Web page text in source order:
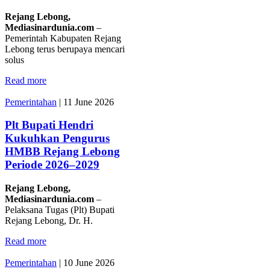
Rejang Lebong,
Mediasinardunia.com –
Pemerintah Kabupaten Rejang
Lebong terus berupaya mencari
solus
Read more
Pemerintahan | 11 June 2026
Plt Bupati Hendri
Kukuhkan Pengurus
HMBB Rejang Lebong
Periode 2026–2029
Rejang Lebong,
Mediasinardunia.com –
Pelaksana Tugas (Plt) Bupati
Rejang Lebong, Dr. H.
Read more
Pemerintahan | 10 June 2026